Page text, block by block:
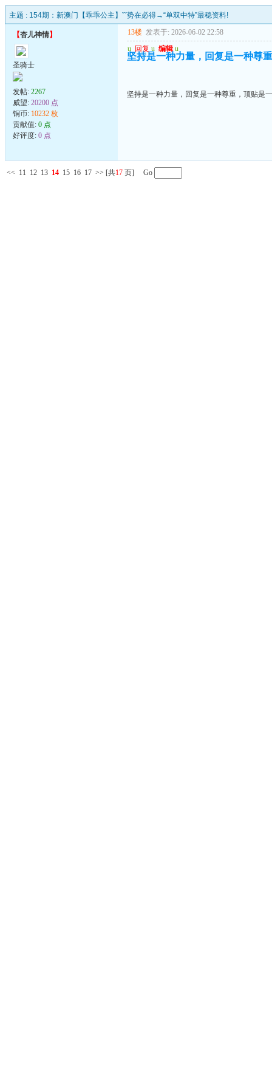
主题 : 154期：新澳门【乖乖公主】ˇˇ势在必得→“单双中特”最稳资料!
【杏儿神情】
圣骑士
发帖: 2267
威望: 20200 点
铜币: 10232 枚
贡献值: 0 点
好评度: 0 点
13楼 发表于: 2026-06-02 22:58
u 回复 u 编辑 u
坚持是一种力量，回复是一种尊
坚持是一种力量，回复是一种尊重，顶贴是
<< 11 12 13 14 15 16 17 >> [共17 页] Go